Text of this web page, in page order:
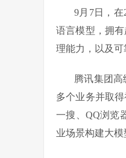
9月7日，
语言模型，拥
理能力，以及可
腾讯集团
多个业务并取
一搜、QQ浏览
业场景构建大模